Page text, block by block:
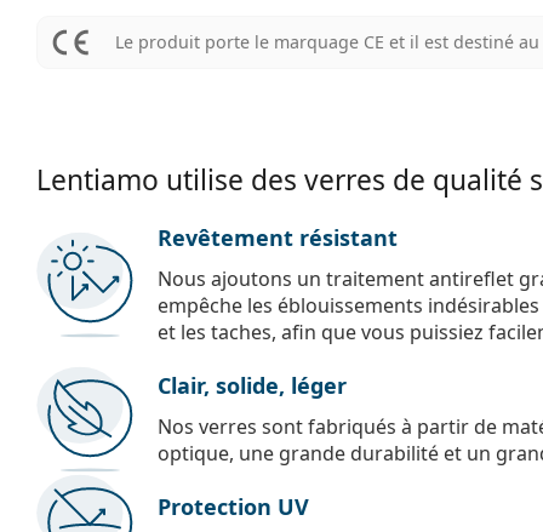
Le produit porte le marquage CE et il est destiné
Lentiamo utilise des verres de qualité
Revêtement résistant
Nous ajoutons un traitement antireflet
empêche les éblouissements
et les taches, afin que vous puissiez
Clair, solide, léger
Nos verres sont fabriqués à partir de
optique, une grande durabilité et un
Protection UV